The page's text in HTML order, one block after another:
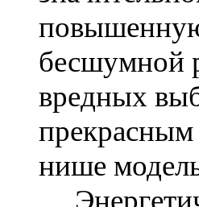
бесшумной
вредных
нише